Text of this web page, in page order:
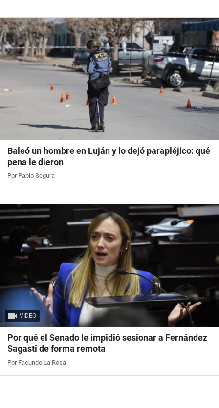
Baleó un hombre en Luján y lo dejó parapléjico: qué
pena le dieron
Por Pablo Segura
VIDEO
Por qué el Senado le impidió sesionar a Fernández
Sagasti de forma remota
Por Facundo La Rosa